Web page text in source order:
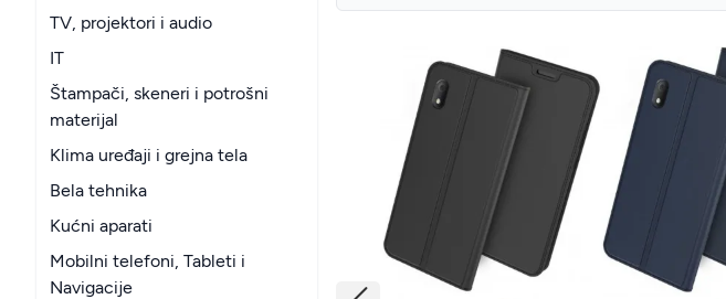
TV, projektori i audio
IT
Štampači, skeneri i potrošni
materijal
Klima uređaji i grejna tela
Bela tehnika
Kućni aparati
Mobilni telefoni, Tableti i
Navigacije